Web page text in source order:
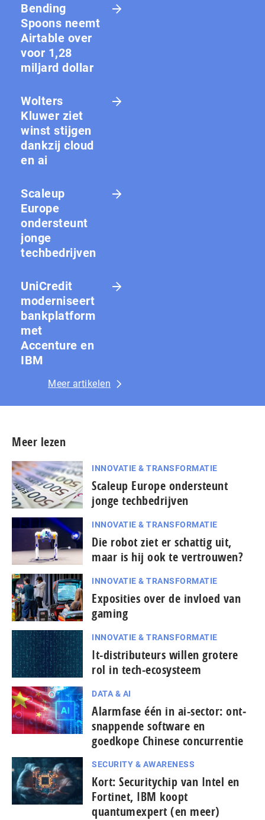
Bending
Spoons neemt
Airtable over
voor 1,28
miljard dollar
Wolters
Kluwer ziet
winst stijgen
dankzij cloud
en ai
Scaleup
Europe
ondersteunt
jonge
techbedrijven
UniCredit
moderniseert
bankplatform
met
Accenture en
IBM
Meer artikelen
Meer lezen
INNOVATIE & TRANSFORMATIE
Scaleup Europe ondersteunt
jonge techbedrijven
INNOVATIE & TRANSFORMATIE
Die robot ziet er schattig uit,
maar is hij ook te vertrouwen?
INNOVATIE & TRANSFORMATIE
Exposities over de invloed van
gaming
INNOVATIE & TRANSFORMATIE
It-dis­tri­bu­teurs willen grotere
rol in tech-ecosysteem
DATA & AI
Alarmfase één in ai-sector: ont­
snap­pen­de software en
goedkope Chinese con­cur­ren­tie
SECURITY & AWARENESS
Kort: Se­cu­ri­ty­chip van Intel en
Fortinet, IBM koopt
quantumexpert (en meer)